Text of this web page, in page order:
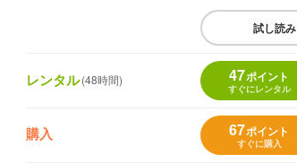
試し読み
レンタル(48時間) 47ポイント
すぐにレンタル
購入 67ポイント
すぐに購入